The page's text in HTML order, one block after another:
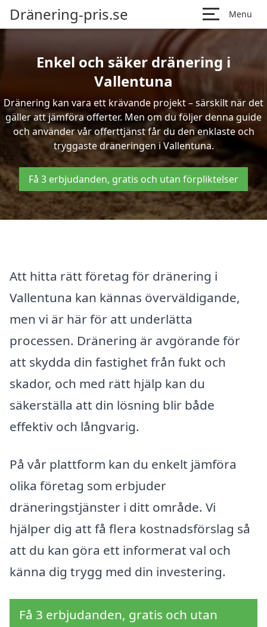
Dränering-pris.se Menu
Enkel och säker dränering i
Vallentuna
Dränering kan vara ett krävande projekt – särskilt när det
gäller att jämföra offerter. Men om du följer denna guide
och använder vår offerttjänst får du den enklaste och
tryggaste dräneringen i Vallentuna.
Få 3 erbjudanden, gratis och utan förpliktelser
Att hitta rätt företag för dränering i
Vallentuna kan kännas överväldigande,
men vi är här för att underlätta
processen. Dränering är avgörande för
att skydda din fastighet från fukt och
skador, och med rätt hjälp kan du
säkerställa att din lösning blir både
effektiv och långvarig.
På vår plattform kan du enkelt jämföra
olika företag som erbjuder
dräneringstjänster i ditt område. Vi
hjälper dig att få flera kostnadsförslag så
att du kan göra ett informerat val och
känna dig trygg med din investering.
Få 3 erbjudanden, gratis och utan